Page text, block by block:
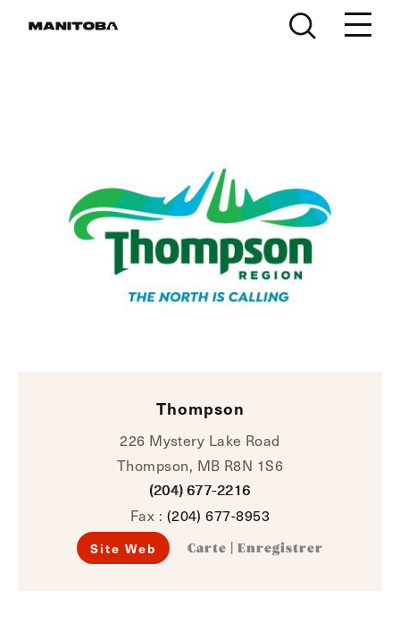
Thompson
226 Mystery Lake Road
Thompson, MB R8N 1S6
(204) 677-2216
Fax : (204) 677-8953
Site Web Carte Enregistrer